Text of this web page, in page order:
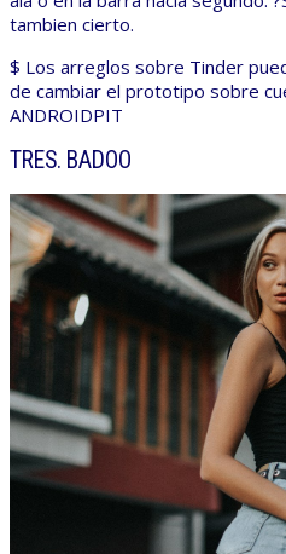
tambien cierto.
$ Los arreglos sobre Tinder
de cambiar el prototipo sobre
ANDROIDPIT
TRES. BADOO